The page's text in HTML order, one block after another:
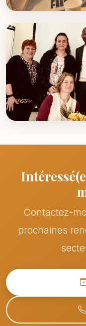
Contactez-
prochaines